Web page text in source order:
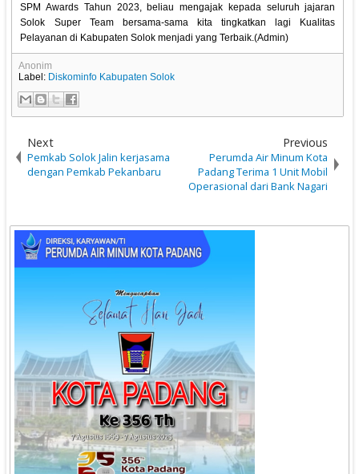
SPM Awards Tahun 2023, beliau mengajak kepada seluruh jajaran
Solok Super Team bersama-sama kita tingkatkan lagi Kualitas
Pelayanan di Kabupaten Solok menjadi yang Terbaik.(Admin)
Anonim
Label: Diskominfo Kabupaten Solok
Next
Pemkab Solok Jalin kerjasama
dengan Pemkab Pekanbaru
Previous
Perumda Air Minum Kota
Padang Terima 1 Unit Mobil
Operasional dari Bank Nagari